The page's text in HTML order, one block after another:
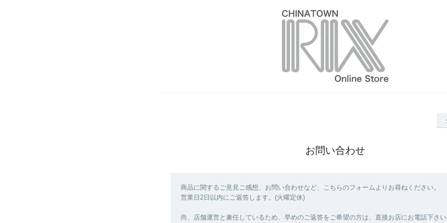
お問い合わせ
商品に関するご意見ご感想、お問い合わせなど、こちらのフォームよりお尋ねください。
営業日2日以内にご返答します。(火曜定休)
尚、店舗運営と兼任しているため、早めのご返答をご希望の方は、直接お店にお電話下さい